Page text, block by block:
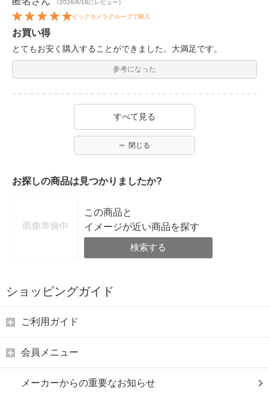
（2026/6/18にレビュー）
ビックカメラグループで購入
お買い得
とてもお安く購入することができました。大満足です。
参考になった
すべて見る
閉じる
お探しの商品は見つかりましたか?
この商品と
イメージが近い商品を探す
検索する
ショッピングガイド
ご利用ガイド
会員メニュー
メーカーからの重要なお知らせ